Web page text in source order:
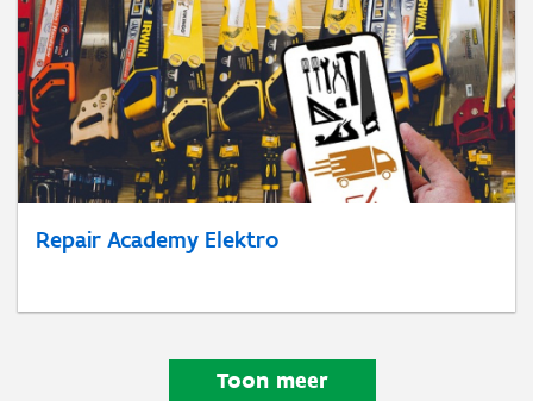
Repair Academy Elektro
Toon meer